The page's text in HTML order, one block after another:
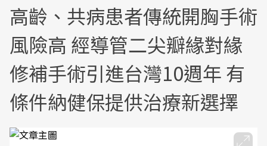
高齡、共病患者傳統開胸手術
風險高 經導管二尖瓣緣對緣
修補手術引進台灣10週年 有
條件納健保提供治療新選擇